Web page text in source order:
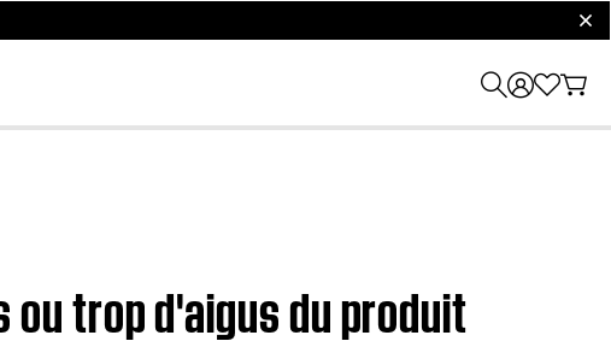
ou trop d'aigus du produit